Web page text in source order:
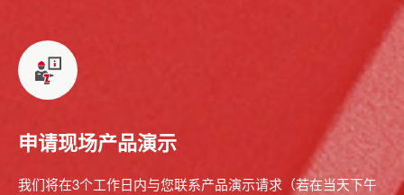
申请现场产品演示
我们将在3个工作日内与您联系产品演示请求（若在当天下午